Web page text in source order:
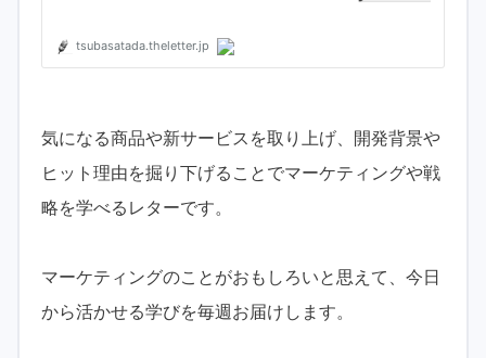
気になる商品や新サービスを取り上げ、開発背景や
ヒット理由を掘り下げることでマーケティングや戦
略を学べるレターです。
マーケティングのことがおもしろいと思えて、今日
から活かせる学びを毎週お届けします。